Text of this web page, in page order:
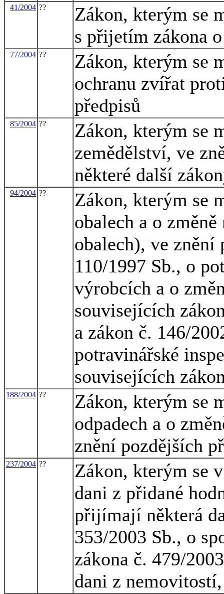
41/2004 ??
Zákon, kterým se
s přijetím zákona
77/2004 ??
Zákon, kterým se
ochranu zvířat
předpisů
85/2004 ??
Zákon, kterým se
zemědělství, ve
některé další
94/2004 ??
Zákon, kterým se
obalech a o
obalech), ve znění
110/1997 Sb., o
výrobcích a o
souvisejících
a zákon č. 146/
potravinářské
souvisejících
188/2004 ??
Zákon, kterým se
odpadech a o
znění pozdějších
237/2004 ??
Zákon, kterým se
dani z přidané
přijímají některá
353/2003 Sb., o
zákona č. 479/
dani z